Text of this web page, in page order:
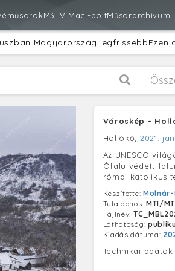
M3TV Maci-boltMűsorarchívum
MagyarországLegfrissebbEzen
Városkép -
Hollókő, 2021.
Az UNESCO
Ófalu védett
római katolikus
Készítette:
Tulajdonos: MTI/
Fájlnév:
Láthatóság:
Kiadás dátuma:
Technikai